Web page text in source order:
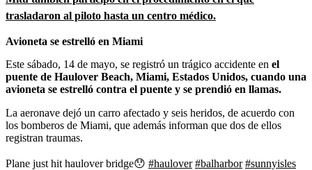
trasladaron al piloto hasta un centro médico.
Avioneta se estrelló en Miami
Este sábado, 14 de mayo, se registró un trágico accidente en el
puente de Haulover Beach, Miami, Estados Unidos, cuando una
avioneta se estrelló contra el puente y se prendió en llamas.
La aeronave dejó un carro afectado y seis heridos, de acuerdo con
los bomberos de Miami, que además informan que dos de ellos
registran traumas.
Plane just hit haulover bridge😯 #haulover #balharbor #sunnyisles